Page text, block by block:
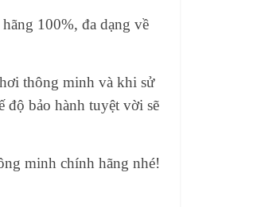
100%, đa dạng về
thông minh và khi sử
độ bảo hành tuyệt vời sẽ
minh chính hãng nhé!